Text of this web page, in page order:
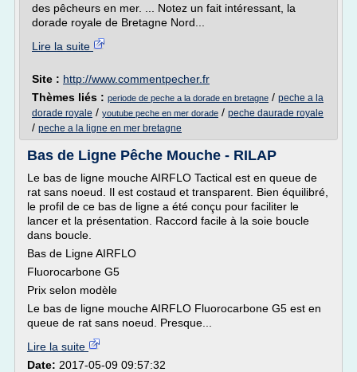
des pêcheurs en mer. ... Notez un fait intéressant, la
dorade royale de Bretagne Nord...
Lire la suite
Site : http://www.commentpecher.fr
Thèmes liés : periode de peche a la dorade en bretagne / peche a la
dorade royale / youtube peche en mer dorade / peche daurade royale
/ peche a la ligne en mer bretagne
Bas de Ligne Pêche Mouche - RILAP
Le bas de ligne mouche AIRFLO Tactical est en queue de
rat sans noeud. Il est costaud et transparent. Bien équilibré,
le profil de ce bas de ligne a été conçu pour faciliter le
lancer et la présentation. Raccord facile à la soie boucle
dans boucle.
Bas de Ligne AIRFLO
Fluorocarbone G5
Prix selon modèle
Le bas de ligne mouche AIRFLO Fluorocarbone G5 est en
queue de rat sans noeud. Presque...
Lire la suite
Date: 2017-05-09 09:57:32